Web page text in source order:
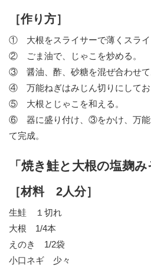
［作り方］
① 大根をスライサーで薄くスライ
② ごま油で、じゃこを炒める。
③ 醤油、酢、砂糖を混ぜ合わせて
④ 万能ねぎはみじん切りにしてお
⑤ 大根とじゃこを和える。
⑥ 器に盛り付け、③をかけ、万能
て完成。
「焼き鮭と大根の塩麹み
［材料 2人分］
生鮭 １切れ
大根 1/4本
えのき 1/2袋
小口ネギ 少々